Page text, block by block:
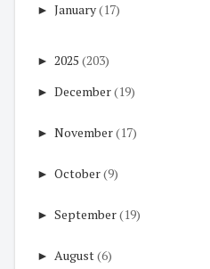
► January(17)
► 2025 (203)
► December(19)
► November(17)
► October(9)
► September(19)
► August(6)